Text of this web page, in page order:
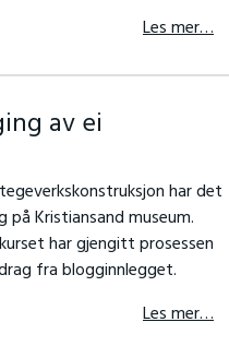
Les mer…
av ei
har det
Kristiansand museum.
har gjengitt prosessen
fra blogginnlegget.
Les mer…